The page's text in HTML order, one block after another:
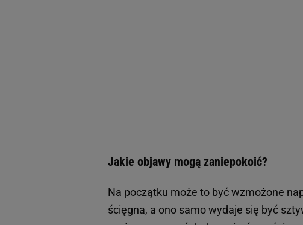
Jakie objawy mogą zaniepokoić?
Na początku może to być wzmożone
ścięgna, a ono samo wydaje się być